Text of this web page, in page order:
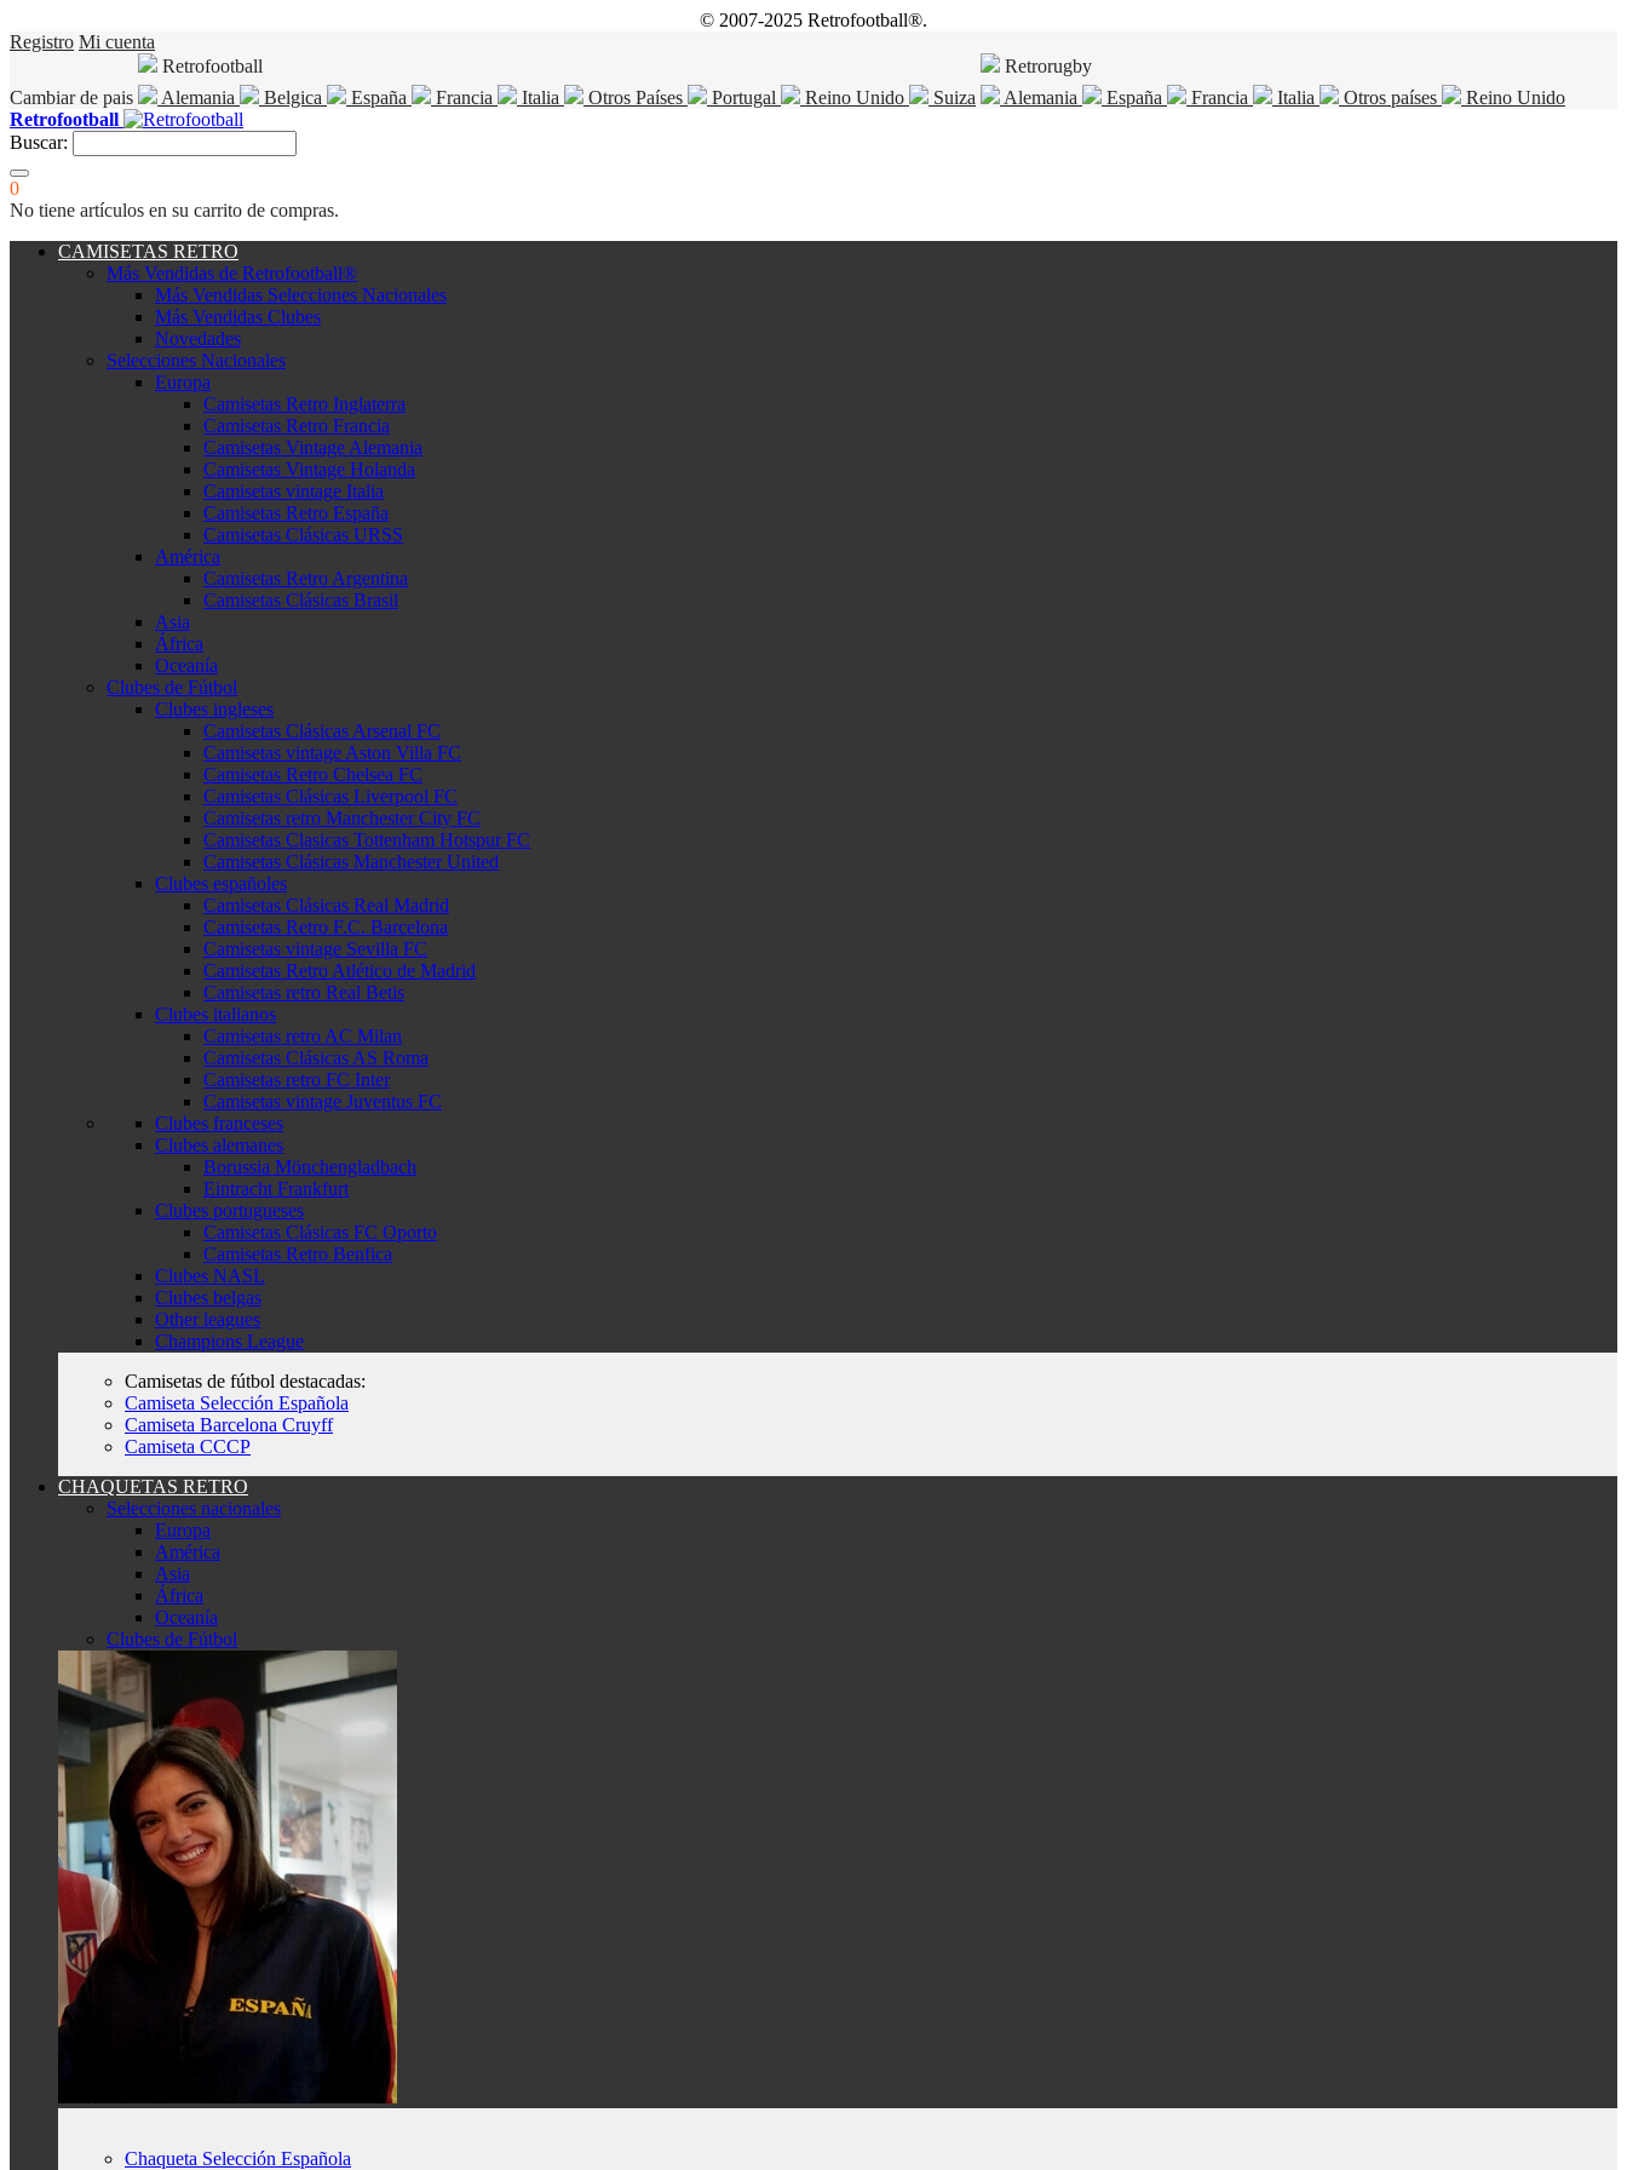
© 2007-2025 Retrofootball®.
Registro Mi cuenta
Cambiar de pais
Retrofootball
Alemania
Belgica España Francia Italia Otros Países Portugal Reino Unido Suiza
Retrorugby
Alemania
España Francia Italia Otros países
Reino Unido
Retrofootball
Buscar:
0
No tiene artículos en su carrito de compras.
CAMISETAS RETRO
Más Vendidas de Retrofootball®
Más Vendidas Selecciones Nacionales
Más Vendidas Clubes
Novedades
Selecciones Nacionales
Europa
Camisetas Retro Inglaterra
Camisetas Retro Francia
Camisetas Vintage Alemania
Camisetas Vintage Holanda
Camisetas vintage Italia
Camisetas Retro España
Camisetas Clásicas URSS
América
Camisetas Retro Argentina
Camisetas Clásicas Brasil
Asia
África
Oceanía
Clubes de Fútbol
Clubes ingleses
Camisetas Clásicas Arsenal FC
Camisetas vintage Aston Villa FC
Camisetas Retro Chelsea FC
Camisetas Clásicas Liverpool FC
Camisetas retro Manchester City FC
Camisetas Clasicas Tottenham Hotspur FC
Camisetas Clásicas Manchester United
Clubes españoles
Camisetas Clásicas Real Madrid
Camisetas Retro F.C. Barcelona
Camisetas vintage Sevilla FC
Camisetas Retro Atlético de Madrid
Camisetas retro Real Betis
Clubes italianos
Camisetas retro AC Milan
Camisetas Clásicas AS Roma
Camisetas retro FC Inter
Camisetas vintage Juventus FC
Clubes franceses
Clubes alemanes
Borussia Mönchengladbach
Eintracht Frankfurt
Clubes portugueses
Camisetas Clásicas FC Oporto
Camisetas Retro Benfica
Clubes NASL
Clubes belgas
Other leagues
Champions League
Camisetas de fútbol destacadas:
Camiseta Selección Española
Camiseta Barcelona Cruyff
Camiseta CCCP
CHAQUETAS RETRO
Selecciones nacionales
Europa
América
Asia
África
Oceanía
Clubes de Fútbol
Chaqueta Selección Española